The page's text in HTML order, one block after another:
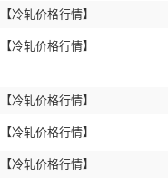
【冷轧价格行情】
【冷轧价格行情】
【冷轧价格行情】
【冷轧价格行情】
【冷轧价格行情】